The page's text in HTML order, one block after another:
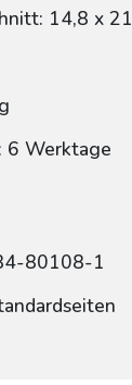
14,8 x 21
6 Werktage
80108-1